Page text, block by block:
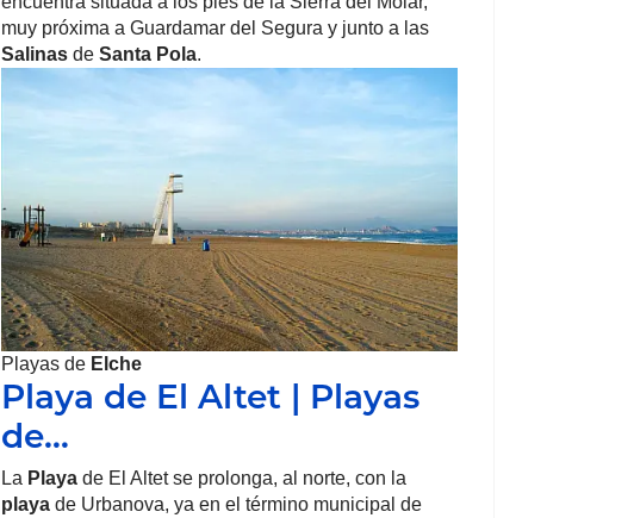
muy próxima a Guardamar del Segura y junto a las
Salinas de Santa Pola.
Playas de Elche
Playa de El Altet | Playas
de…
La Playa de El Altet se prolonga, al norte, con la
playa de Urbanova, ya en el término municipal de